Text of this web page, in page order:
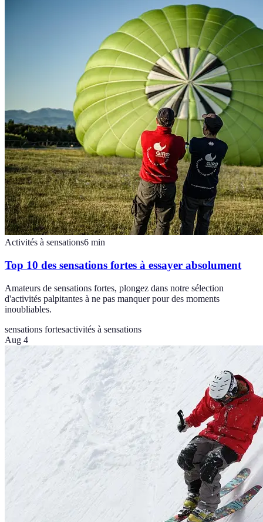
Activités à sensations6 min
Top 10 des sensations fortes à essayer absolument
Amateurs de sensations fortes, plongez dans notre sélection
d'activités palpitantes à ne pas manquer pour des moments
inoubliables.
sensations fortesactivités à sensations
Aug 4